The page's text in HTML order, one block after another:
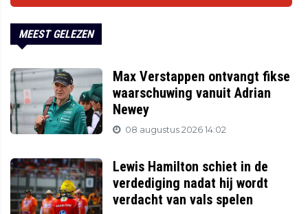
MEEST GELEZEN
Max Verstappen ontvangt fikse
waarschuwing vanuit Adrian
Newey
08 augustus 2026 14:02
Lewis Hamilton schiet in de
verdediging nadat hij wordt
verdacht van vals spelen